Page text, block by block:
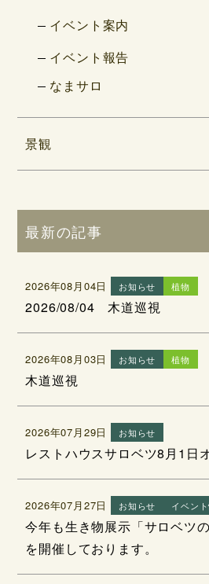
イベント案内
イベント報告
なまサロ
景観
最新の記事
2026年08月04日 お知らせ 植物
2026/08/04 木道巡視
2026年08月03日 お知らせ 植物
木道巡視
2026年07月29日 お知らせ
レストハウスサロベツ8月1日
2026年07月27日 お知らせ イベン
今年も生き物展示「サロベツ
を開催しております。